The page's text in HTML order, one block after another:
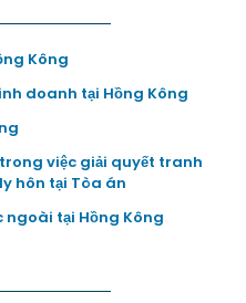
Kông
doanh tại Hồng Kông
việc giải quyết tranh
hôn tại Tòa án
tại Hồng Kông